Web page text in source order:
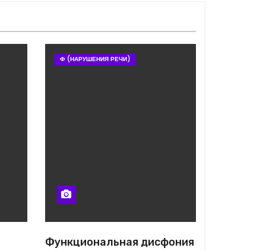
Ф (НАРУШЕНИЯ РЕЧИ)
Функциональная дисфония